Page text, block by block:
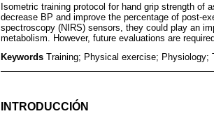
Isometric training protocol for hand grip strength of
decrease BP and improve the percentage of post-
spectroscopy (NIRS) sensors, they could play an
metabolism. However, future evaluations are
Keywords Training; Physical exercise; Physiology;
INTRODUCCIÓN